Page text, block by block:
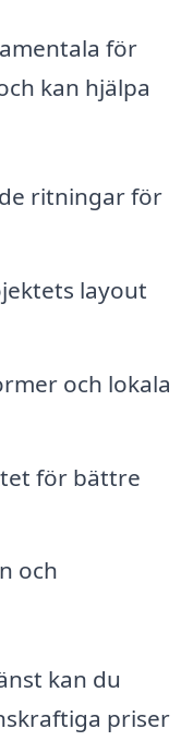
för
kan hjälpa
ritningar för
layout
och lokala
för bättre
och
kan du
priser